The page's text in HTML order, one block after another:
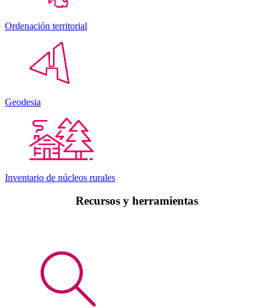
Ordenación territorial
Geodesia
Inventario de núcleos rurales
Recursos y herramientas